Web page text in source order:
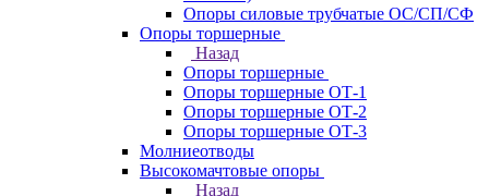
Опоры силовые трубчатые ОС/СП/СФ
Опоры торшерные
Назад
Опоры торшерные
Опоры торшерные ОТ-1
Опоры торшерные ОТ-2
Опоры торшерные ОТ-3
Молниеотводы
Высокомачтовые опоры
Назад